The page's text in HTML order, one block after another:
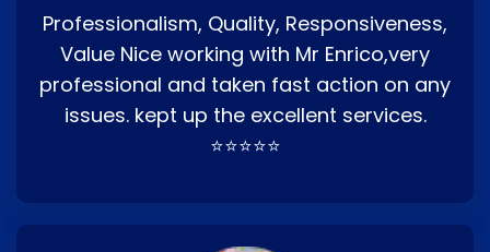
Professionalism, Quality, Responsiveness,
Value Nice working with Mr Enrico,very
professional and taken fast action on any
issues. kept up the excellent services.
⭐⭐⭐⭐⭐